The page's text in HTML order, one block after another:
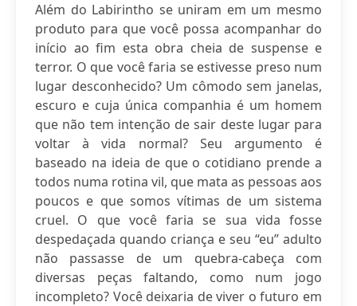
Além do Labirintho se uniram em um mesmo
produto para que você possa acompanhar do
início ao fim esta obra cheia de suspense e
terror. O que você faria se estivesse preso num
lugar desconhecido? Um cômodo sem janelas,
escuro e cuja única companhia é um homem
que não tem intenção de sair deste lugar para
voltar à vida normal? Seu argumento é
baseado na ideia de que o cotidiano prende a
todos numa rotina vil, que mata as pessoas aos
poucos e que somos vítimas de um sistema
cruel. O que você faria se sua vida fosse
despedaçada quando criança e seu “eu” adulto
não passasse de um quebra-cabeça com
diversas peças faltando, como num jogo
incompleto? Você deixaria de viver o futuro em